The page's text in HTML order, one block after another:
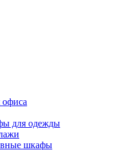
офиса
для одежды
шкафы